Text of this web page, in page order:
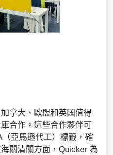
拿大、歐盟和英國值得
合作。這些合作夥伴可
亞馬遜代工）標籤，確
關清關方面，Quicker 為